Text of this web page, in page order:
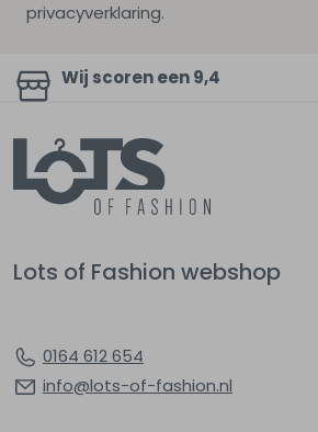
privacyverklaring.
Wij scoren een 9,4
Lots of Fashion webshop
0164 612 654
info@lots-of-fashion.nl